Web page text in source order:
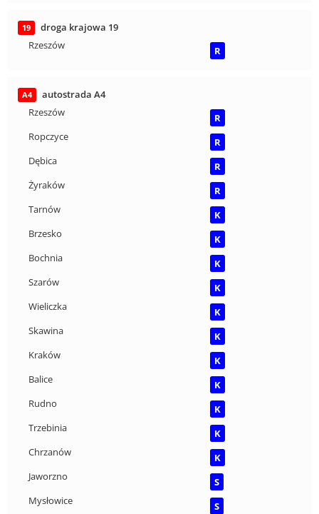
19
droga krajowa 19
Rzeszów
R
A4
autostrada A4
Rzeszów
R
Ropczyce
R
Dębica
R
Żyraków
R
Tarnów
K
Brzesko
K
Bochnia
K
Szarów
K
Wieliczka
K
Skawina
K
Kraków
K
Balice
K
Rudno
K
Trzebinia
K
Chrzanów
K
Jaworzno
S
Mysłowice
S